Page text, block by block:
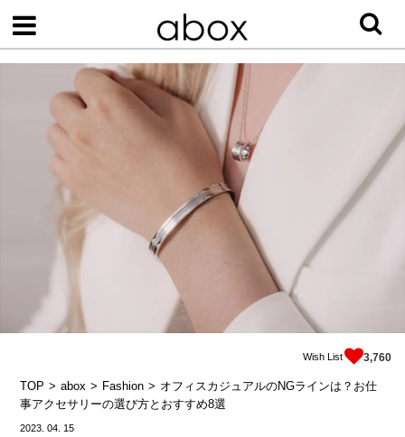
TOP abox Fashion
オフィスカジュアルのNGラインは？お仕
事アクセサリーの選び方とおすすめ8選
Wish List 3,760
2023. 04. 15